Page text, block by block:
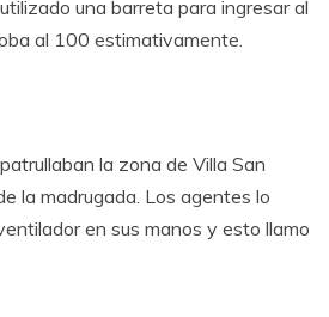
una barreta para ingresar al
al 100 estimativamente.
la zona de Villa San
la madrugada. Los agentes lo
en sus manos y esto llamo